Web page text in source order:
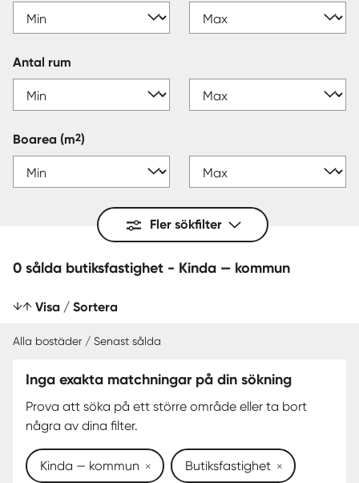
Antal rum
Boarea (m2)
Fler sökfilter
0 sålda butiksfastighet - Kinda — kommun
Visa / Sortera
SENAST SÅLDA
Alla bostäder / Senast sålda
Inga exakta matchningar på din sökning
Prova att söka på ett större område eller ta bort
några av dina filter.
Kinda — kommun Butiksfastighet